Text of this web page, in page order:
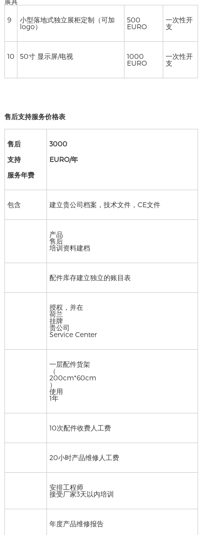
9
小型落地式独立展柜定制（可加
logo）
500
EURO
一次性开
支
10 50寸 显示屏/电视
1000
EURO
一次性开
支
售后支持服务价格表
售后
支持
服务年费
3000
EURO/年
包含 建立贵公司档案，技术文件，CE文件
产品
售后
培训资料建档
配件库存建立独立的账目表
授权，并在
荷兰
挂牌
贵公司
Service Center
一层配件货架
（
200cm*60cm
）
使用
1年
10次配件收费人工费
20小时产品维修人工费
安排工程师
接受厂家3天以内培训
年度产品维修报告